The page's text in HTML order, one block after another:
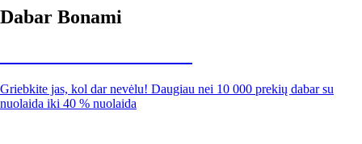
Dabar Bonami
Griebkite jas, kol dar nevėlu! Daugiau nei 10 000 prekių dabar su
nuolaida iki 40 % nuolaida